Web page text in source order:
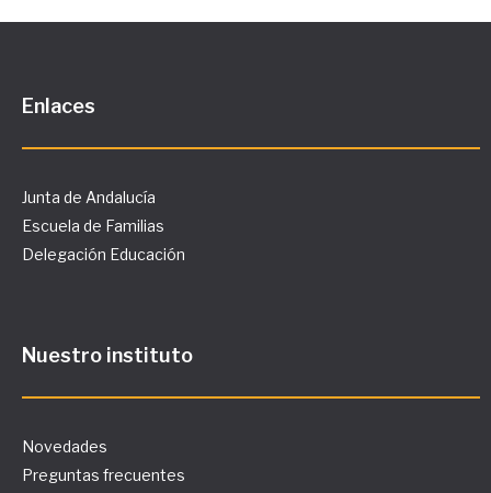
Enlaces
Junta de Andalucía
Escuela de Familias
Delegación Educación
Nuestro instituto
Novedades
Preguntas frecuentes